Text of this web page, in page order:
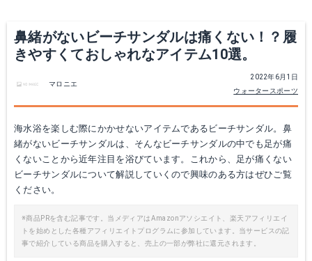
鼻緒がないビーチサンダルは痛くない！？履
きやすくておしゃれなアイテム10選。
2022年6月1日
ウォータースポーツ
マロニエ
海水浴を楽しむ際にかかせないアイテムであるビーチサンダル。鼻
緒がないビーチサンダルは、そんなビーチサンダルの中でも足が痛
くないことから近年注目を浴びています。これから、足が痛くない
ビーチサンダルについて解説していくので興味のある方はぜひご覧
ください。
※商品PRを含む記事です。当メディアはAmazonアソシエイト、楽天アフィリエイ
トを始めとした各種アフィリエイトプログラムに参加しています。当サービスの記
事で紹介している商品を購入すると、売上の一部が弊社に還元されます。
イパネマSTREET
Yahoo!ショッピングを見る
BREEZY
楽天で詳細を見る